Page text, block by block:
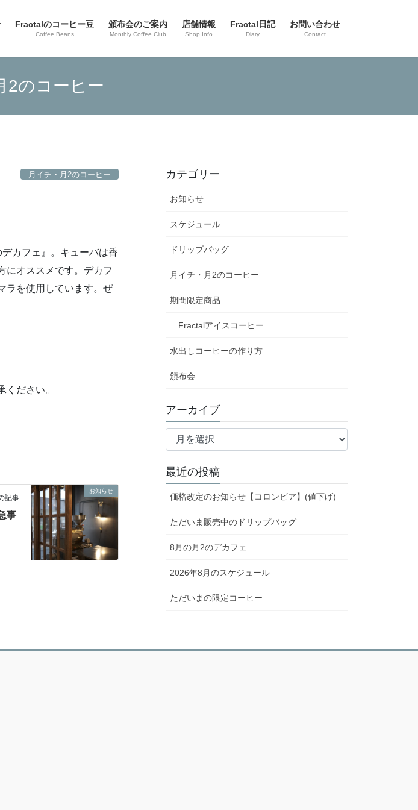
Fractalのコーヒー豆
Coffee Beans
頒布会のご案内
Monthly Coffee Club
店舗情報
Shop Info
Fractal日記
Diary
お問い合わせ
Contact
2のコーヒー
月イチ・月2のコーヒー
カフェ』。キューバは香
にオススメです。デカフ
ラを使用しています。ぜ
ださい。
お知らせ
記事
事
カテゴリー
お知らせ
スケジュール
ドリップバッグ
月イチ・月2のコーヒー
期間限定商品
Fractalアイスコーヒー
水出しコーヒーの作り方
頒布会
アーカイブ
ア
イ
ブ
最近の投稿
価格改定のお知らせ【コロンビア】(値下げ)
ただいま販売中のドリップバッグ
8月の月2のデカフェ
2026年8月のスケジュール
ただいまの限定コーヒー